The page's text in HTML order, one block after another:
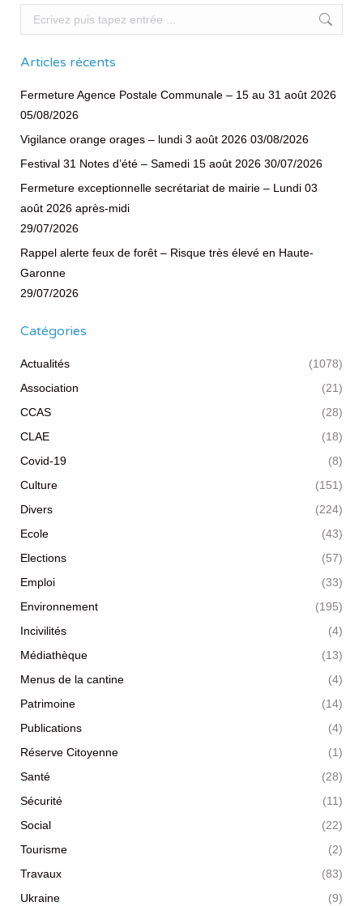
Recherche
Articles récents
Fermeture Agence Postale Communale – 15 au 31 août 2026
05/08/2026
Vigilance orange orages – lundi 3 août 2026 03/08/2026
Festival 31 Notes d’été – Samedi 15 août 2026 30/07/2026
Fermeture exceptionnelle secrétariat de mairie – Lundi 03
août 2026 après-midi
29/07/2026
Rappel alerte feux de forêt – Risque très élevé en Haute-
Garonne
29/07/2026
Catégories
Actualités
(1078)
Association
(21)
CCAS
(28)
CLAE
(18)
Covid-19
(8)
Culture
(151)
Divers
(224)
Ecole
(43)
Elections
(57)
Emploi
(33)
Environnement
(195)
Incivilités
(4)
Médiathèque
(13)
Menus de la cantine
(4)
Patrimoine
(14)
Publications
(4)
Réserve Citoyenne
(1)
Santé
(28)
Sécurité
(11)
Social
(22)
Tourisme
(2)
Travaux
(83)
Ukraine
(9)